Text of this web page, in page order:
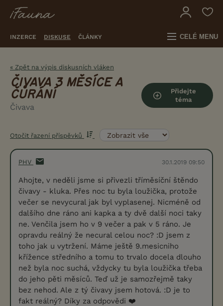
INZERCE DISKUSE ČLÁNKY CELÉ MENU
« Zpět na výpis diskusních vláken
ČIVAVA 3 MĚSÍCE A
ČŮRÁNÍ
Čivava
Přidejte
téma
Otočit řazení příspěvků
PHV 30.1.2019 09:50
Ahojte, v neděli jsme si přivezli tříměsíční štěndo
čivavy - kluka. Přes noc tu byla loužička, protože
večer se nevycural jak byl vyplasenej. Nicméně od
dalšího dne ráno ani kapka a ty dvě další noci taky
ne. Venčila jsem ho v 9 večer a pak v 5 ráno. Je
opravdu reálný že necural celou noc? :D jsem z
toho jak u vytržení. Máme ještě 9.mesicniho
křížence středního a tomu to trvalo docela dlouho
než byla noc suchá, vždycky tu byla loužička třeba
do jeho pěti měsíců. Teď už je samozřejmě taky
bez nehod. Ale z tý čivavy jsem hotová. :D je to
fakt reálný? Díky za odpovědi ❤️